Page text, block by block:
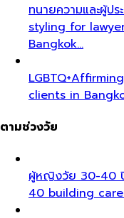
ทนายความและผู้ป
styling for
Bangkok…
LGBTQ+
clients in
ตามช่วงวัย
ผู้หญิงวัย 30-40
40 building